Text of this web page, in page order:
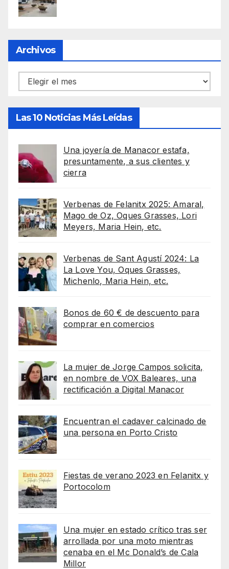
Archivos
Archivos
Las 10 Noticias Más Leídas
Una joyería de Manacor estafa,
presuntamente, a sus clientes y
cierra
Verbenas de Felanitx 2025: Amaral,
Mago de Oz, Oques Grasses, Lori
Meyers, Maria Hein, etc.
Verbenas de Sant Agustí 2024: La
La Love You, Oques Grasses,
Michenlo, Maria Hein, etc.
Bonos de 60 € de descuento para
comprar en comercios
La mujer de Jorge Campos solicita,
en nombre de VOX Baleares, una
rectificación a Digital Manacor
Encuentran el cadaver calcinado de
una persona en Porto Cristo
Fiestas de verano 2023 en Felanitx y
Portocolom
Una mujer en estado crítico tras ser
arrollada por una moto mientras
cenaba en el Mc Donald’s de Cala
Millor